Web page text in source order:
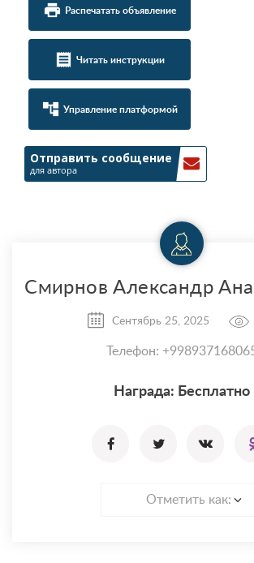
local_printshop Распечатать объявление
receipt Читать инструкции
account_tree Управление платформой
Отправить сообщение
для автора
Смирнов Александр
Сентябрь 25, 2025
Телефон:
Награда: Бесплатно
Отметить как: